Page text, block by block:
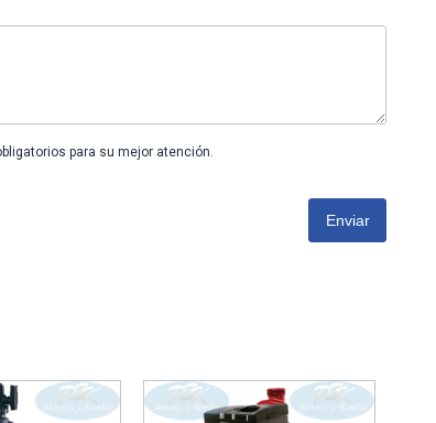
para su mejor atención.
Enviar